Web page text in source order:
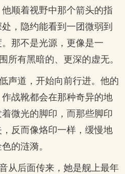
顺着视野中那个箭头的指
，隐约能看到一团微弱到
那不是光源，更像是一
所有黑暗的、更深的虚无。
声道，开始向前行进。他的
战靴都会在那种奇异的地
微光的脚印，而那些脚印
反而像烙印一样，缓慢地
的涟漪。
从后面传来，她是舰上最年